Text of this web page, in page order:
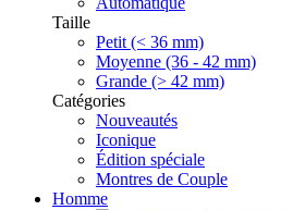
Taille
Petit (< 36 mm)
Moyenne (36 - 42 mm)
Grande (> 42 mm)
Catégories
Nouveautés
Iconique
Édition spéciale
Montres de Couple
Homme